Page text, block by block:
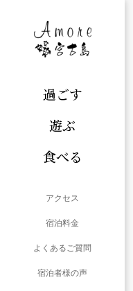
過ごす
遊ぶ
食べる
アクセス
宿泊料金
よくあるご質問
宿泊者様の声